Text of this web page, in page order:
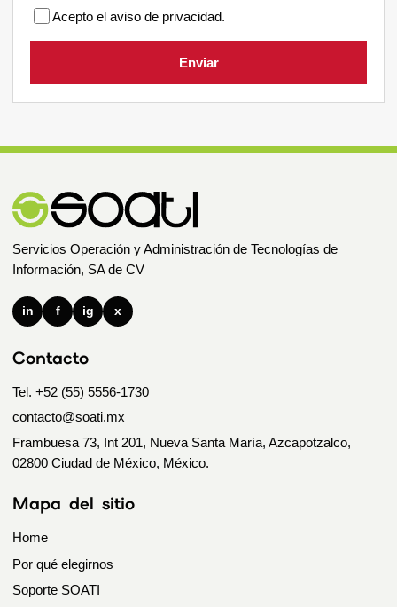
Acepto el aviso de privacidad.
Enviar
Servicios Operación y Administración de Tecnologías de
Información, SA de CV
in f ig x
Contacto
Tel. +52 (55) 5556-1730
contacto@soati.mx
Frambuesa 73, Int 201, Nueva Santa María, Azcapotzalco,
02800 Ciudad de México, México.
Mapa del sitio
Home
Por qué elegirnos
Soporte SOATI